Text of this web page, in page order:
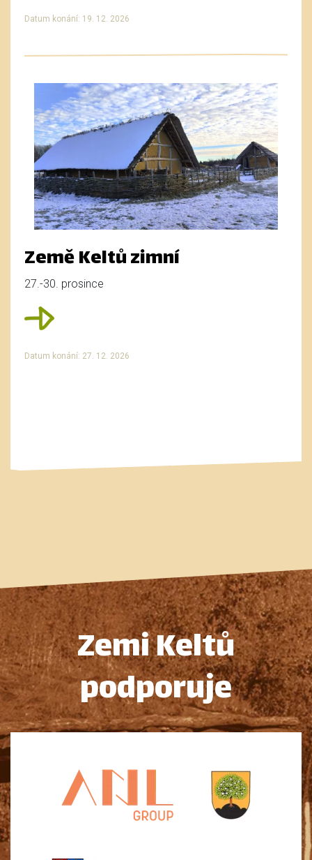
Datum konání: 19. 12. 2026
Země Keltů zimní
27.-30. prosince
Datum konání: 27. 12. 2026
Zemi Keltů
podporuje